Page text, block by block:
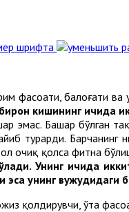
шрифта
фасоҳати, балоғати
бирон кишининг ичида
эмас. Башар бўлган
турарди. Барчанинг
очиқ қолса фитна
Унинг ичида
эса унинг вужудидаги
қолдирувчи, ўта